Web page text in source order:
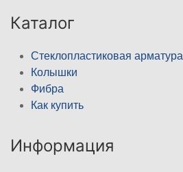
Каталог
Стеклопластиковая арматура
Колышки
Фибра
Как купить
Информация